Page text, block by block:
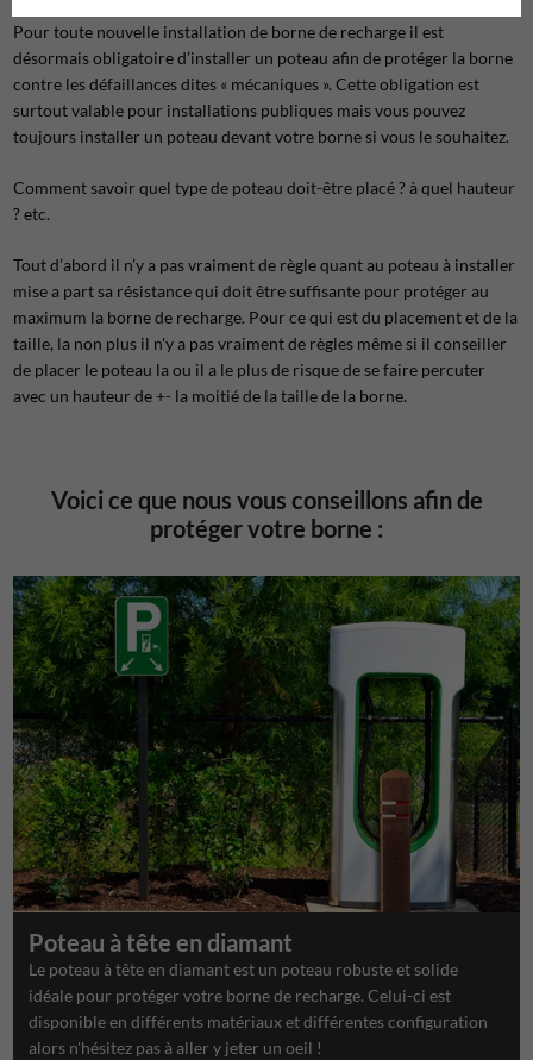
Pour toute nouvelle installation de borne de recharge il est
désormais obligatoire d’installer un poteau afin de protéger la borne
contre les défaillances dites « mécaniques ». Cette obligation est
surtout valable pour installations publiques mais vous pouvez
toujours installer un poteau devant votre borne si vous le souhaitez.
Comment savoir quel type de poteau doit-être placé ? à quel hauteur
? etc.
Tout d’abord il n’y a pas vraiment de règle quant au poteau à installer
mise a part sa résistance qui doit être suffisante pour protéger au
maximum la borne de recharge. Pour ce qui est du placement et de la
taille, la non plus il n'y a pas vraiment de règles même si il conseiller
de placer le poteau la ou il a le plus de risque de se faire percuter
avec un hauteur de +- la moitié de la taille de la borne.
Voici ce que nous vous conseillons afin de
protéger votre borne :
Poteau à tête en diamant
Le poteau à tête en diamant est un poteau robuste et solide
idéale pour protéger votre borne de recharge. Celui-ci est
disponible en différents matériaux et différentes configuration
alors n'hésitez pas à aller y jeter un oeil !